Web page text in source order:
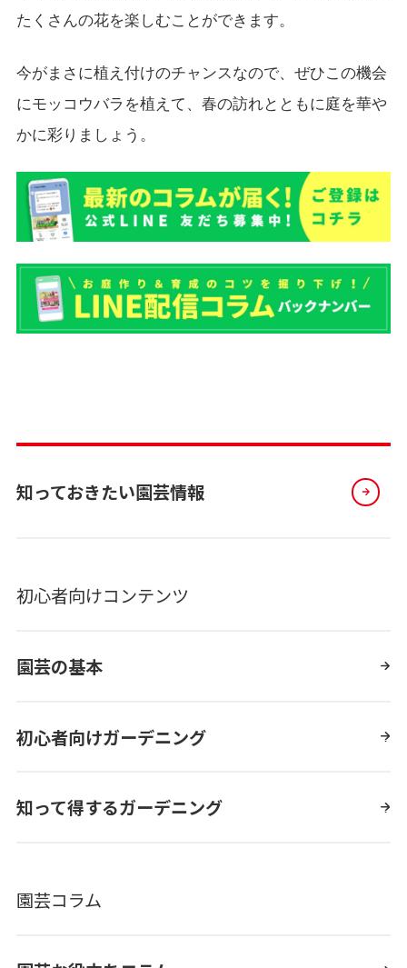
たくさんの花を楽しむことができます。
今がまさに植え付けのチャンスなので、ぜひこの機会
にモッコウバラを植えて、春の訪れとともに庭を華や
かに彩りましょう。
知っておきたい園芸情報
初心者向けコンテンツ
園芸の基本
初心者向けガーデニング
知って得するガーデニング
園芸コラム